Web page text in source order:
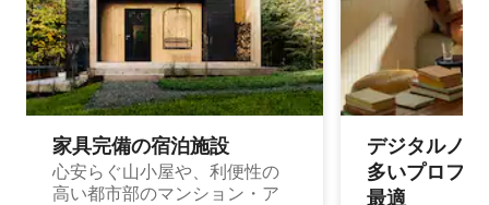
家具完備の宿⁠泊⁠施⁠設
心安らぐ山小屋や、利便性の
高い都市部のマンション・ア
デジタルノ
多⁠いプ⁠ロ⁠フ⁠
最⁠適